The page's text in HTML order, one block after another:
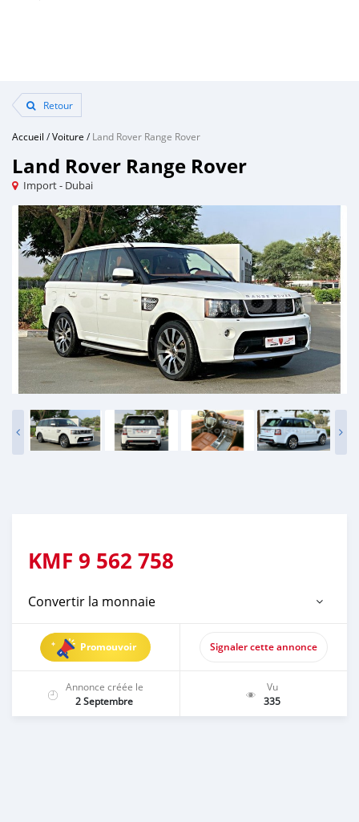
Retour
Accueil /Voiture /Land Rover Range Rover
Land Rover Range Rover
Import - Dubai
KMF 9 562 758
Convertir la monnaie
Promouvoir Signaler cette annonce
Annonce créée le
2 Septembre
Vu
335